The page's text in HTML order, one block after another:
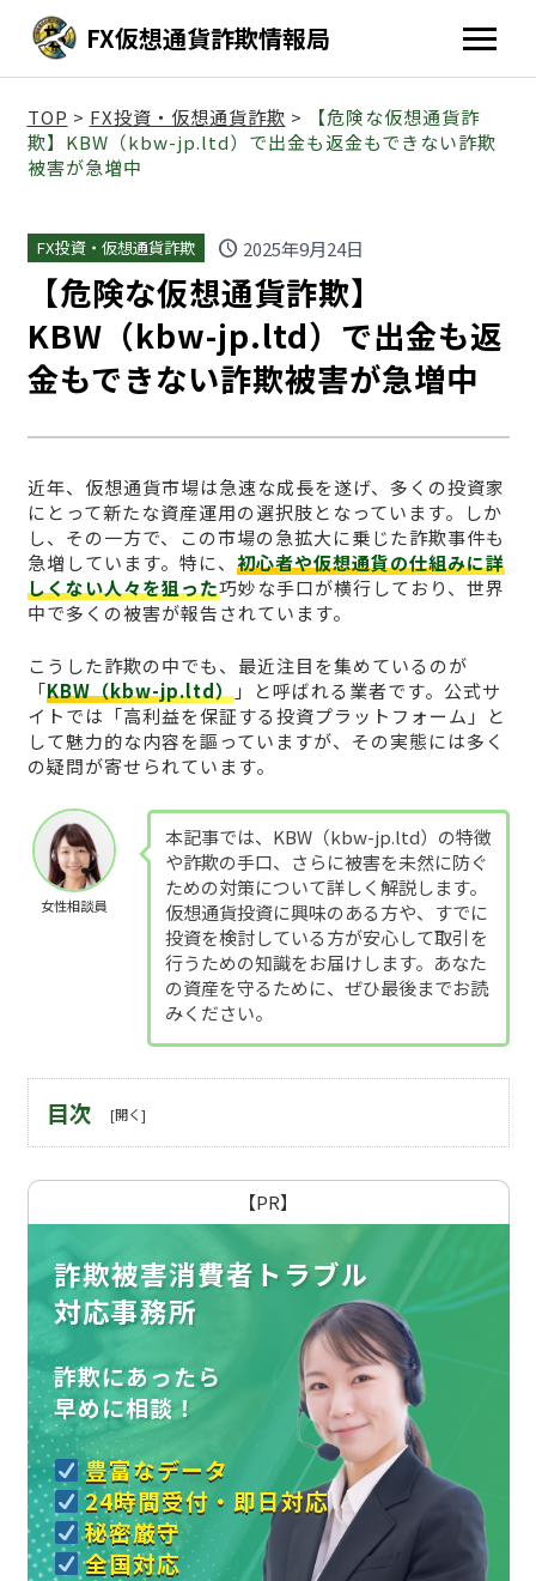
FX仮想通貨詐欺情報局
TOP > FX投資・仮想通貨詐欺 >
【危険な仮想通貨詐
欺】KBW（kbw-jp.ltd）で出金も返金もできない詐欺
被害が急増中
FX投資・仮想通貨詐欺 schedule 2025年9月24日
【危険な仮想通貨詐欺】
KBW（kbw-jp.ltd）で出金も返
金もできない詐欺被害が急増中
近年、仮想通貨市場は急速な成長を遂げ、多くの投資家
にとって新たな資産運用の選択肢となっています。しか
し、その一方で、この市場の急拡大に乗じた詐欺事件も
急増しています。特に、 初心者や仮想通貨の仕組みに詳
しくない人々を狙った巧妙な手口が横行しており、世界
中で多くの被害が報告されています。
こうした詐欺の中でも、最近注目を集めているのが
「KBW（kbw-jp.ltd）」と呼ばれる業者です。公式サ
イトでは「高利益を保証する投資プラットフォーム」と
して魅力的な内容を謳っていますが、その実態には多く
の疑問が寄せられています。
女性相談員
本記事では、KBW（kbw-jp.ltd）の特徴
や詐欺の手口、さらに被害を未然に防ぐ
ための対策について詳しく解説します。
仮想通貨投資に興味のある方や、すでに
投資を検討している方が安心して取引を
行うための知識をお届けします。あなた
の資産を守るために、ぜひ最後までお読
みください。
目次
【PR】
詐欺被害消費者トラブル
対応事務所
詐欺にあったら
早めに相談！
豊富なデータ
24時間受付・即日対応
秘密厳守
全国対応